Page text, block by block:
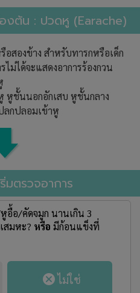
งต้น : ปวดหู (Earache)
สองข้าง สำหรับทารกหรือเด็ก
ม่ได้จะแสดงอาการร้องกวน
หูชั้นนอกอักเสบ หูชั้นกลาง
ลกปลอมเข้าหู
มตรวจอาการ
อื้อ/คัดจมูก นานเกิน 3
สมหะ? หรือ มีก้อนแข็งที่